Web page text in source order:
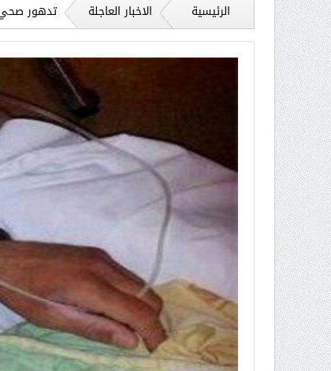
الرئيسية الاخبار العاجلة
تدهور
مرضى